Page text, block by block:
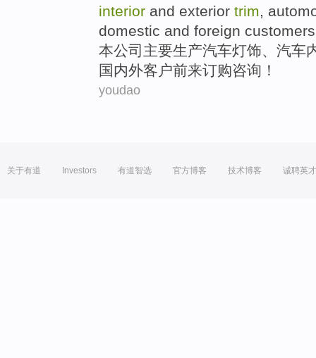
interior and exterior trim,
domestic and foreign customers
本公司 主要生产汽车灯饰、汽车
国内外客户前来订购咨询！
youdao
关于有道 Investors 有道智选 官方博客 技术博客 诚聘英才